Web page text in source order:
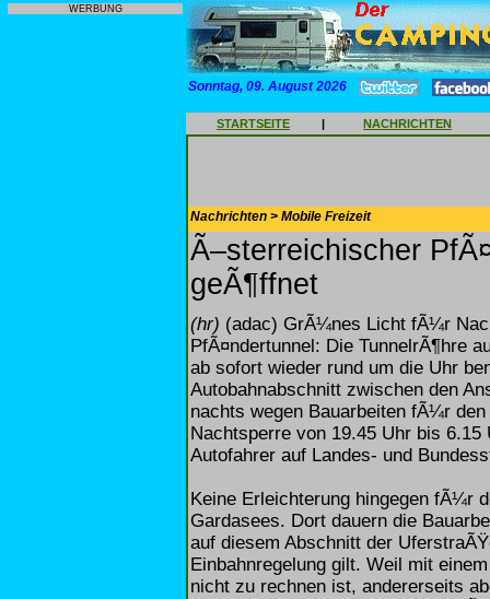
WERBUNG
Sonntag, 09. August 2026
STARTSEITE | NACHRICHTEN
Nachrichten > Mobile Freizeit
Ã–sterreichischer
geÃ¶ffnet
(hr) (adac) GrÃ¼nes Licht fÃ¼r
PfÃ¤ndertunnel: Die TunnelrÃ¶hre
ab sofort wieder rund um die Uhr
Autobahnabschnitt zwischen den
nachts wegen Bauarbeiten fÃ¼r
Nachtsperre von 19.45 Uhr bis
Autofahrer auf Landes- und
Keine Erleichterung hingegen fÃ¼r
Gardasees. Dort dauern die
auf diesem Abschnitt der
Einbahnregelung gilt. Weil mit
nicht zu rechnen ist, andererseits